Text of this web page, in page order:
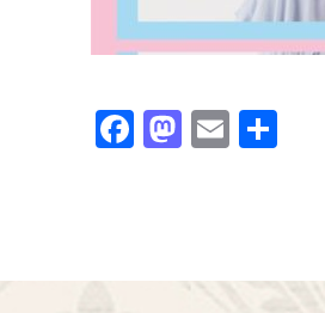
FacebookEmail